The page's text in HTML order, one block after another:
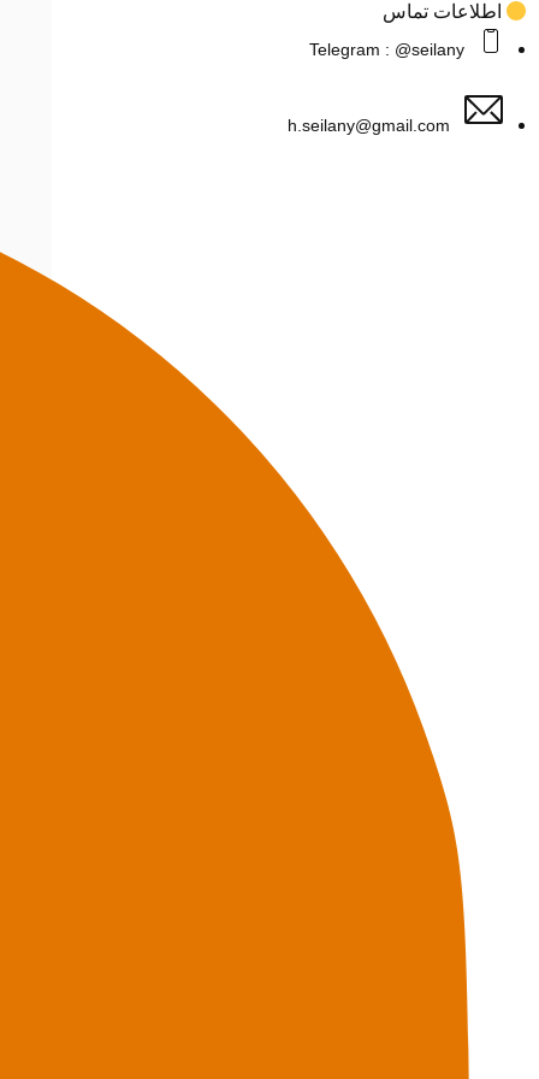
اطلاعات تماس
Telegram : @seilany
h.seilany@gmail.com